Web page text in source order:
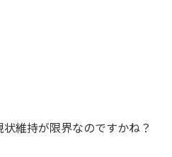
維持が限界なのですかね？